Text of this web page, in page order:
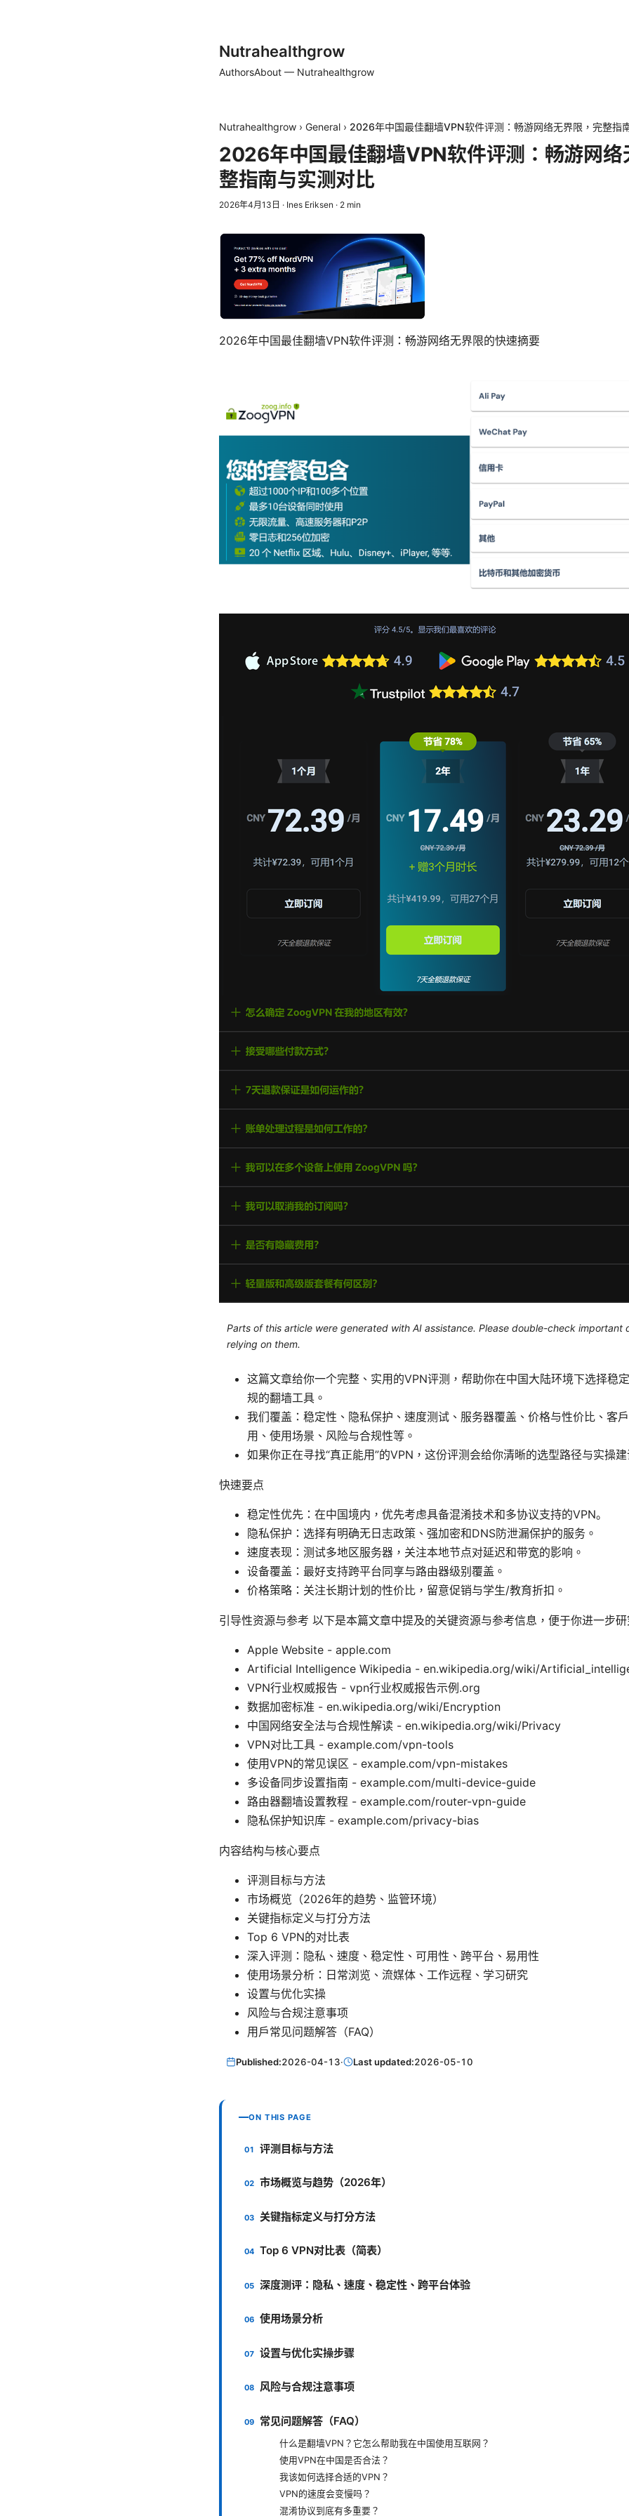
Nutrahealthgrow
AuthorsAbout — Nutrahealthgrow
Nutrahealthgrow › General › 2026年中国最佳翻墙VPN软件评测：畅游网络无界限，完整指
2026年中国最佳翻墙VPN软件评测：畅游网络
整指南与实测对比
2026年4月13日 · Ines Eriksen · 2 min
2026年中国最佳翻墙VPN软件评测：畅游网络无界限的快速摘要
Parts of this article were generated with AI assistance. Please double-check important
relying on them.
这篇文章给你一个完整、实用的VPN评测，帮助你在中国大陆环境下选择稳
规的翻墙工具。
我们覆盖：稳定性、隐私保护、速度测试、服务器覆盖、价格与性价比、客
用、使用场景、风险与合规性等。
如果你正在寻找“真正能用”的VPN，这份评测会给你清晰的选型路径与实操建
快速要点
稳定性优先：在中国境内，优先考虑具备混淆技术和多协议支持的VPN。
隐私保护：选择有明确无日志政策、强加密和DNS防泄漏保护的服务。
速度表现：测试多地区服务器，关注本地节点对延迟和带宽的影响。
设备覆盖：最好支持跨平台同享与路由器级别覆盖。
价格策略：关注长期计划的性价比，留意促销与学生/教育折扣。
引导性资源与参考 以下是本篇文章中提及的关键资源与参考信息，便于你进一步研
Apple Website - apple.com
Artificial Intelligence Wikipedia - en.wikipedia.org/wiki/
VPN行业权威报告 - vpn行业权威报告示例.org
数据加密标准 - en.wikipedia.org/wiki/Encryption
中国网络安全法与合规性解读 - en.wikipedia.org/wiki/Privacy
VPN对比工具 - example.com/vpn-tools
使用VPN的常见误区 - example.com/vpn-mistakes
多设备同步设置指南 - example.com/multi-device-guide
路由器翻墙设置教程 - example.com/router-vpn-guide
隐私保护知识库 - example.com/privacy-bias
内容结构与核心要点
评测目标与方法
市场概览（2026年的趋势、监管环境）
关键指标定义与打分方法
Top 6 VPN的对比表
深入评测：隐私、速度、稳定性、可用性、跨平台、易用性
使用场景分析：日常浏览、流媒体、工作远程、学习研究
设置与优化实操
风险与合规注意事项
用户常见问题解答（FAQ）
Published:2026-04-13· Last updated:2026-05-10
ON THIS PAGE
评测目标与方法
市场概览与趋势（2026年）
关键指标定义与打分方法
Top 6 VPN对比表（简表）
深度测评：隐私、速度、稳定性、跨平台体验
使用场景分析
设置与优化实操步骤
风险与合规注意事项
常见问题解答（FAQ）
什么是翻墙VPN？它怎么帮助我在中国使用互联网？
使用VPN在中国是否合法？
我该如何选择合适的VPN？
VPN的速度会变慢吗？
混淆协议到底有多重要？